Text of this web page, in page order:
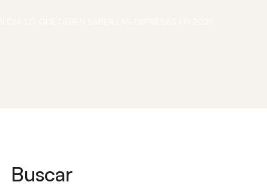
Buscar